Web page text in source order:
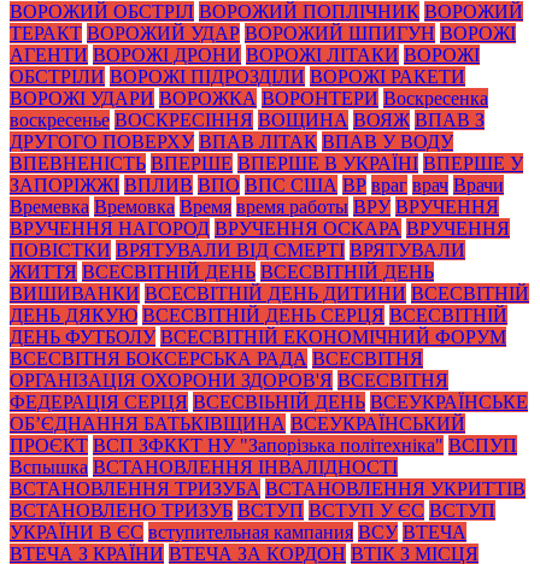
ВОРОЖИЙ ОБСТРІЛ ВОРОЖИЙ ПОПЛІЧНИК ВОРОЖИЙ
ТЕРАКТ ВОРОЖИЙ УДАР ВОРОЖИЙ ШПИГУН ВОРОЖІ
АГЕНТИ ВОРОЖІ ДРОНИ ВОРОЖІ ЛІТАКИ ВОРОЖІ
ОБСТРІЛИ ВОРОЖІ ПІДРОЗДІЛИ ВОРОЖІ РАКЕТИ
ВОРОЖІ УДАРИ ВОРОЖКА ВОРОНТЕРИ Воскресенка
воскресенье ВОСКРЕСІННЯ ВОЩИНА ВОЯЖ ВПАВ З
ДРУГОГО ПОВЕРХУ ВПАВ ЛІТАК ВПАВ У ВОДУ
ВПЕВНЕНІСТЬ ВПЕРШЕ ВПЕРШЕ В УКРАЇНІ ВПЕРШЕ У
ЗАПОРІЖЖІ ВПЛИВ ВПО ВПС США ВР враг врач Врачи
Времевка Времовка Время время работы ВРУ ВРУЧЕННЯ
ВРУЧЕННЯ НАГОРОД ВРУЧЕННЯ ОСКАРА ВРУЧЕННЯ
ПОВІСТКИ ВРЯТУВАЛИ ВІД СМЕРТІ ВРЯТУВАЛИ
ЖИТТЯ ВСЕСВІТНІЙ ДЕНЬ ВСЕСВІТНІЙ ДЕНЬ
ВИШИВАНКИ ВСЕСВІТНІЙ ДЕНЬ ДИТИНИ ВСЕСВІТНІЙ
ДЕНЬ ДЯКУЮ ВСЕСВІТНІЙ ДЕНЬ СЕРЦЯ ВСЕСВІТНІЙ
ДЕНЬ ФУТБОЛУ ВСЕСВІТНІЙ ЕКОНОМІЧНИЙ ФОРУМ
ВСЕСВІТНЯ БОКСЕРСЬКА РАДА ВСЕСВІТНЯ
ОРГАНІЗАЦІЯ ОХОРОНИ ЗДОРОВ'Я ВСЕСВІТНЯ
ФЕДЕРАЦІЯ СЕРЦЯ ВСЕСВІЬНІЙ ДЕНЬ ВСЕУКРАЇНСЬКЕ
ОБ’ЄДНАННЯ БАТЬКІВЩИНА ВСЕУКРАЇНСЬКИЙ
ПРОЄКТ ВСП ЗФККТ НУ "Запорізька політехніка" ВСПУП
Вспышка ВСТАНОВЛЕННЯ ІНВАЛІДНОСТІ
ВСТАНОВЛЕННЯ ТРИЗУБА ВСТАНОВЛЕННЯ УКРИТТІВ
ВСТАНОВЛЕНО ТРИЗУБ ВСТУП ВСТУП У ЄС ВСТУП
УКРАЇНИ В ЄС вступительная кампания ВСУ ВТЕЧА
ВТЕЧА З КРАЇНИ ВТЕЧА ЗА КОРДОН ВТІК З МІСЦЯ